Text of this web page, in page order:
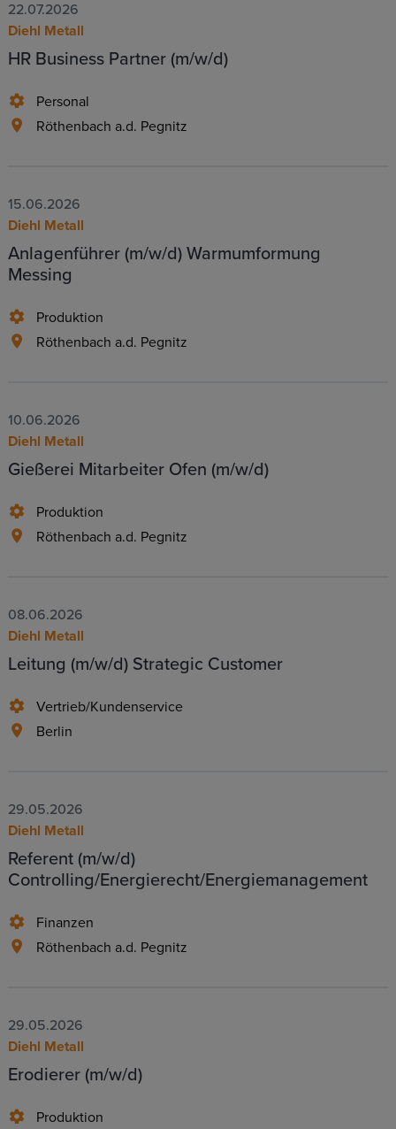
22.07.2026
Diehl Metall
HR Business Partner (m/w/d)
Personal
Röthenbach a.d. Pegnitz
15.06.2026
Diehl Metall
Anlagenführer (m/w/d) Warmumformung
Messing
Produktion
Röthenbach a.d. Pegnitz
10.06.2026
Diehl Metall
Gießerei Mitarbeiter Ofen (m/w/d)
Produktion
Röthenbach a.d. Pegnitz
08.06.2026
Diehl Metall
Leitung (m/w/d) Strategic Customer
Vertrieb/Kundenservice
Berlin
29.05.2026
Diehl Metall
Referent (m/w/d)
Controlling/Energierecht/Energiemanagement
Finanzen
Röthenbach a.d. Pegnitz
29.05.2026
Diehl Metall
Erodierer (m/w/d)
Produktion